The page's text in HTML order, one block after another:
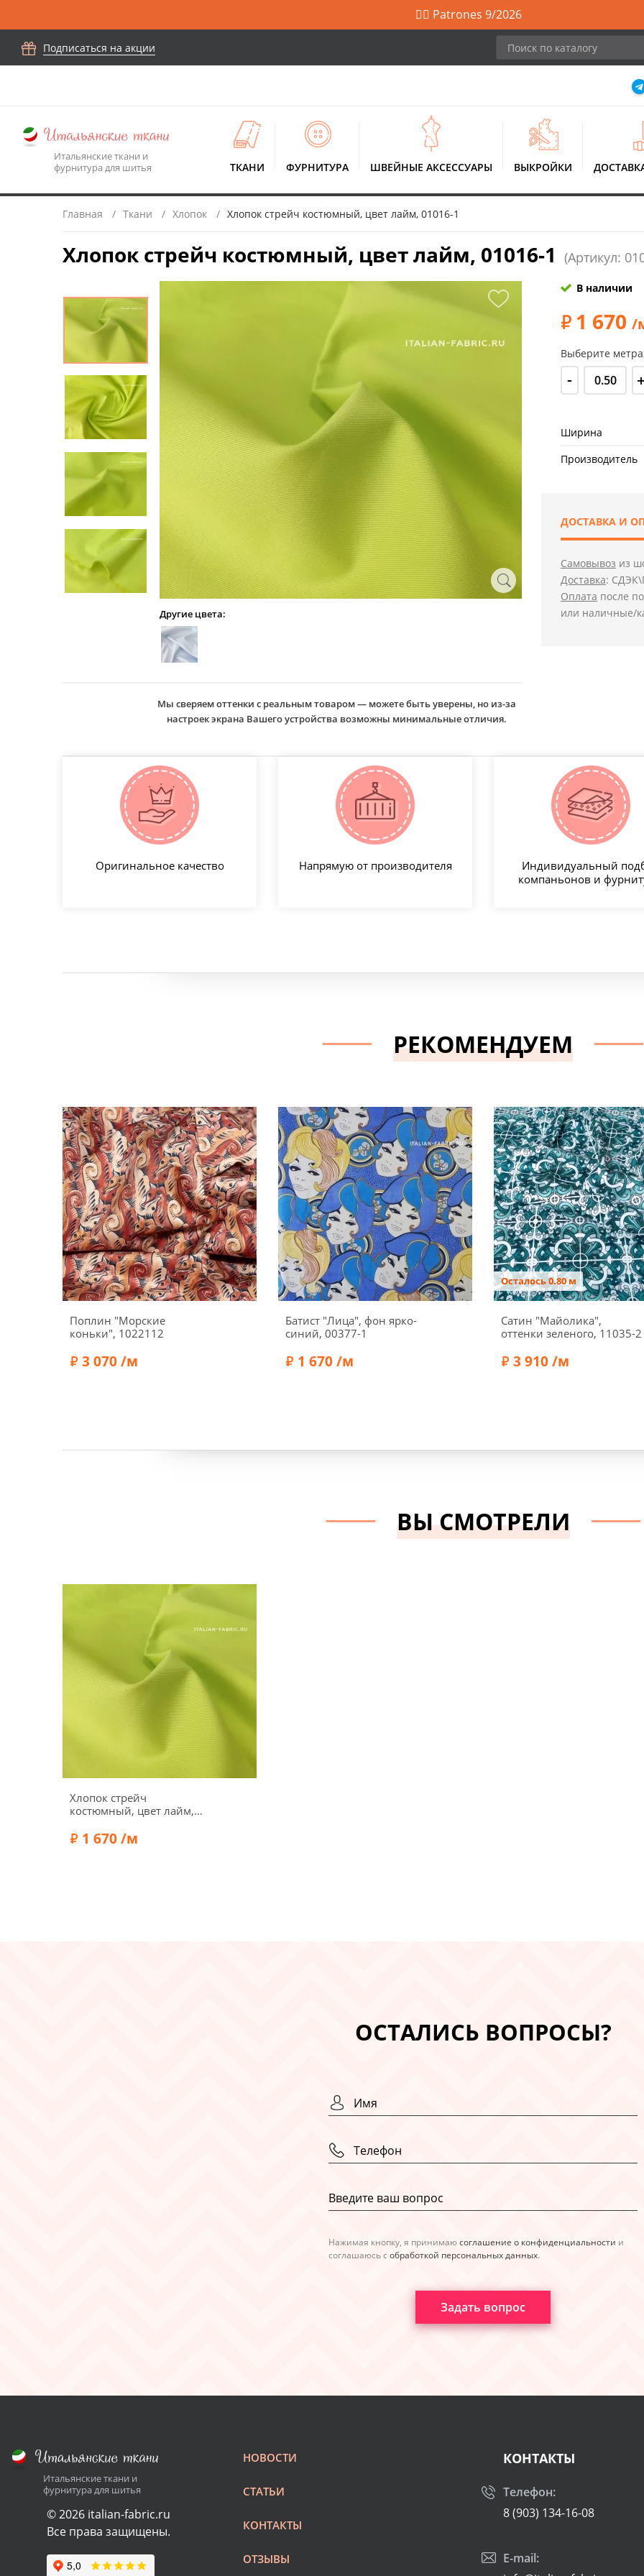
🙋‍♀️ Patrones 9/2026
Подписаться на акции
Итальянские ткани и
фурнитура для шитья
ТКАНИ ФУРНИТУРА ШВЕЙНЫЕ АКСЕССУАРЫ ВЫКРОЙКИ
Главная Ткани Хлопок Хлопок стрейч костюмный, цвет лайм, 01016-1
Хлопок стрейч костюмный, цвет лайм, 01016-1 (Артикул:
Другие цвета:
Мы сверяем оттенки с реальным товаром — можете быть уверены, но из-за
настроек экрана Вашего устройства возможны минимальные отличия.
В наличии
1 670 /
Выберите
- +
Ширина
Производитель
ДОСТАВКА И
Самовывоз из
Доставка:
Оплата после
или наличные/
Оригинальное качество Напрямую от производителя
Индивидуальный
компаньонов и
РЕКОМЕНДУЕМ
Поплин "Морские
коньки", 1022112
3 070 /м
Состав:
Хлопок 100%
Батист "Лица", фон ярко-
синий, 00377-1
1 670 /м
Состав:
Хлопок 70%, Шелк 30%
Осталось 0.80 м
Сатин "Майолика",
оттенки зеленого, 11035-2
3 910 /м
Состав:
Эластан 3%,
ВЫ СМОТРЕЛИ
Хлопок стрейч
костюмный, цвет лайм,
1 670 /м
ОСТАЛИСЬ ВОПРОСЫ?
Нажимая кнопку, я принимаюсоглашение о конфиденциальности и
соглашаюсь с обработкой персональных данных.
Задать вопрос
Итальянские ткани и
фурнитура для шитья
© 2026 italian-fabric.ru
Все права защищены.
НОВОСТИ
СТАТЬИ
КОНТАКТЫ
ОТЗЫВЫ
КОНТАКТЫ
Телефон:
8 (903) 134-16-08
E-mail: